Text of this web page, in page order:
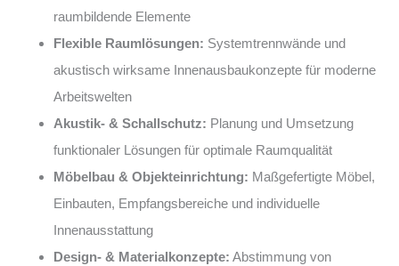
raumbildende Elemente
Flexible Raumlösungen: Systemtrennwände und
akustisch wirksame Innenausbaukonzepte für moderne
Arbeitswelten
Akustik- & Schallschutz: Planung und Umsetzung
funktionaler Lösungen für optimale Raumqualität
Möbelbau & Objekteinrichtung: Maßgefertigte Möbel,
Einbauten, Empfangsbereiche und individuelle
Innenausstattung
Design- & Materialkonzepte: Abstimmung von